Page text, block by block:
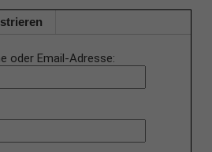
oder Email-Adresse